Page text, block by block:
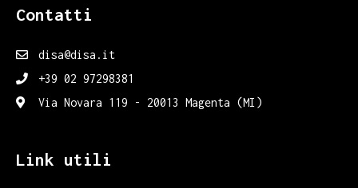
Contatti
disa@disa.it
+39 02 97298381
Via Novara 119 - 20013 Magenta (MI)
Link utili